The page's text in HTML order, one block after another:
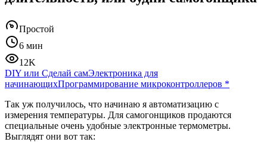
Простой
6 мин
12K
DIY или Сделай самЭлектроника для
начинающихПрограммирование микроконтроллеров *
Так уж получилось, что начинаю я автоматизацию с
измерения температуры. Для самогонщиков продаются
специальные очень удобные электронные термометры.
Выглядят они вот так: